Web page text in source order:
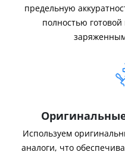
предельную
полностью готовой
Используем
аналоги, что